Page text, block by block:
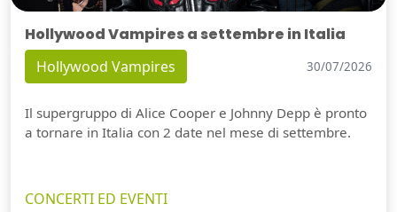
Hollywood Vampires a settembre in Italia
Hollywood Vampires 30/07/2026
Il supergruppo di Alice Cooper e Johnny Depp è pronto
a tornare in Italia con 2 date nel mese di settembre.
CONCERTI ED EVENTI